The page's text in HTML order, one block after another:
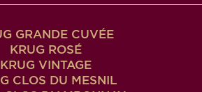
GRANDE CUVÉE
KRUG ROSÉ
KRUG VINTAGE
CLOS DU MESNIL